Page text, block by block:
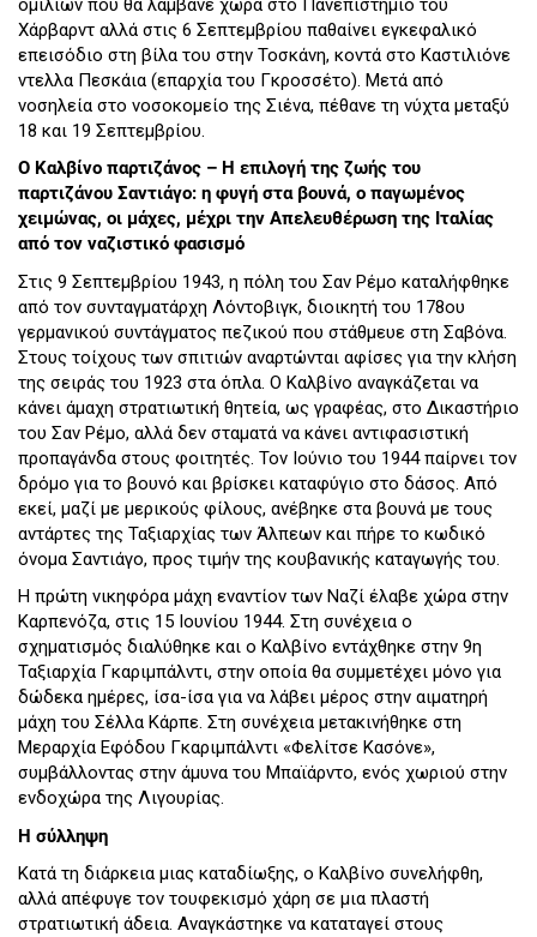
ομιλιών που θα λάμβανε χώρα στο Πανεπιστήμιο του
Χάρβαρντ αλλά στις 6 Σεπτεμβρίου παθαίνει εγκεφαλικό
επεισόδιο στη βίλα του στην Τοσκάνη, κοντά στο Καστιλιόνε
ντελλα Πεσκάια (επαρχία του Γκροσσέτο). Μετά από
νοσηλεία στο νοσοκομείο της Σιένα, πέθανε τη νύχτα μεταξύ
18 και 19 Σεπτεμβρίου.
Ο Καλβίνο παρτιζάνος – Η επιλογή της ζωής του
παρτιζάνου Σαντιάγο: η φυγή στα βουνά, ο παγωμένος
χειμώνας, οι μάχες, μέχρι την Απελευθέρωση της Ιταλίας
από τον ναζιστικό φασισμό
Στις 9 Σεπτεμβρίου 1943, η πόλη του Σαν Ρέμο καταλήφθηκε
από τον συνταγματάρχη Λόντοβιγκ, διοικητή του 178ου
γερμανικού συντάγματος πεζικού που στάθμευε στη Σαβόνα.
Στους τοίχους των σπιτιών αναρτώνται αφίσες για την κλήση
της σειράς του 1923 στα όπλα. Ο Καλβίνο αναγκάζεται να
κάνει άμαχη στρατιωτική θητεία, ως γραφέας, στο Δικαστήριο
του Σαν Ρέμο, αλλά δεν σταματά να κάνει αντιφασιστική
προπαγάνδα στους φοιτητές. Τον Ιούνιο του 1944 παίρνει τον
δρόμο για το βουνό και βρίσκει καταφύγιο στο δάσος. Από
εκεί, μαζί με μερικούς φίλους, ανέβηκε στα βουνά με τους
αντάρτες της Ταξιαρχίας των Άλπεων και πήρε το κωδικό
όνομα Σαντιάγο, προς τιμήν της κουβανικής καταγωγής του.
Η πρώτη νικηφόρα μάχη εναντίον των Ναζί έλαβε χώρα στην
Καρπενόζα, στις 15 Ιουνίου 1944. Στη συνέχεια ο
σχηματισμός διαλύθηκε και ο Καλβίνο εντάχθηκε στην 9η
Ταξιαρχία Γκαριμπάλντι, στην οποία θα συμμετέχει μόνο για
δώδεκα ημέρες, ίσα-ίσα για να λάβει μέρος στην αιματηρή
μάχη του Σέλλα Κάρπε. Στη συνέχεια μετακινήθηκε στη
Μεραρχία Εφόδου Γκαριμπάλντι «Φελίτσε Κασόνε»,
συμβάλλοντας στην άμυνα του Μπαϊάρντο, ενός χωριού στην
ενδοχώρα της Λιγουρίας.
Η σύλληψη
Κατά τη διάρκεια μιας καταδίωξης, ο Καλβίνο συνελήφθη,
αλλά απέφυγε τον τουφεκισμό χάρη σε μια πλαστή
στρατιωτική άδεια. Αναγκάστηκε να καταταγεί στους